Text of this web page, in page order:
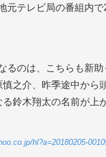
元テレビ局の番組内
るのは、こちらも新
之介、昨季途中から
鈴木翔太の名前が上
hl?a=20180205-